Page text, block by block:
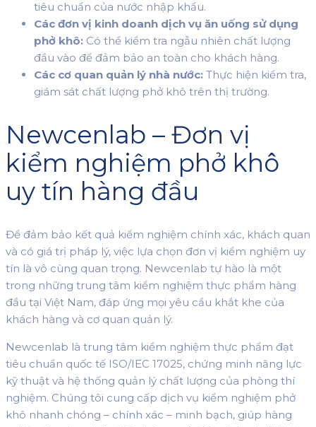
tiêu chuẩn của nước nhập khẩu.
Các đơn vị kinh doanh dịch vụ ăn uống sử dụng
phở khô: Có thể kiểm tra ngẫu nhiên chất lượng
đầu vào để đảm bảo an toàn cho khách hàng.
Các cơ quan quản lý nhà nước: Thực hiện kiểm tra,
giám sát chất lượng phở khô trên thị trường.
Newcenlab – Đơn vị
kiểm nghiệm phở khô
uy tín hàng đầu
Để đảm bảo kết quả kiểm nghiệm chính xác, khách quan
và có giá trị pháp lý, việc lựa chọn đơn vị kiểm nghiệm uy
tín là vô cùng quan trọng. Newcenlab tự hào là một
trong những trung tâm kiểm nghiệm thực phẩm hàng
đầu tại Việt Nam, đáp ứng mọi yêu cầu khắt khe của
khách hàng và cơ quan quản lý.
Newcenlab là trung tâm kiểm nghiệm thực phẩm đạt
tiêu chuẩn quốc tế ISO/IEC 17025, chứng minh năng lực
kỹ thuật và hệ thống quản lý chất lượng của phòng thí
nghiệm. Chúng tôi cung cấp dịch vụ kiểm nghiệm phở
khô nhanh chóng – chính xác – minh bạch, giúp hàng